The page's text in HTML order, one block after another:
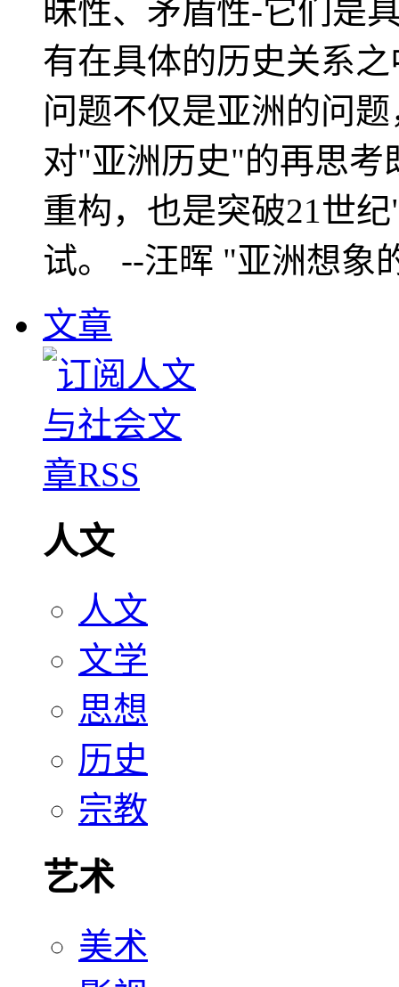
昧性、矛盾性-它们是
有在具体的历史关系
问题不仅是亚洲的问
对"亚洲历史"的再思考
重构，也是突破21世
试。 --汪晖 "亚洲想象
文章
人文
人文
文学
思想
历史
宗教
艺术
美术